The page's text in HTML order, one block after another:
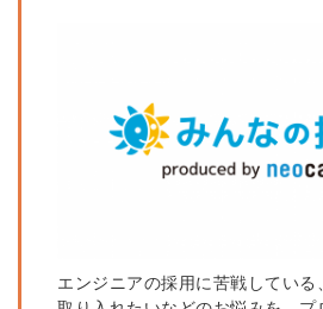
エンジニアの採用に苦戦している